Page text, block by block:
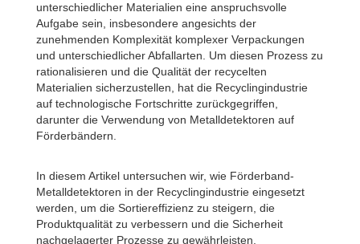
unterschiedlicher Materialien eine anspruchsvolle
Aufgabe sein, insbesondere angesichts der
zunehmenden Komplexität komplexer Verpackungen
und unterschiedlicher Abfallarten. Um diesen Prozess zu
rationalisieren und die Qualität der recycelten
Materialien sicherzustellen, hat die Recyclingindustrie
auf technologische Fortschritte zurückgegriffen,
darunter die Verwendung von Metalldetektoren auf
Förderbändern.
In diesem Artikel untersuchen wir, wie Förderband-
Metalldetektoren in der Recyclingindustrie eingesetzt
werden, um die Sortiereffizienz zu steigern, die
Produktqualität zu verbessern und die Sicherheit
nachgelagerter Prozesse zu gewährleisten.